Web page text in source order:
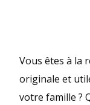
Vous êtes à la
originale et
votre famille ?